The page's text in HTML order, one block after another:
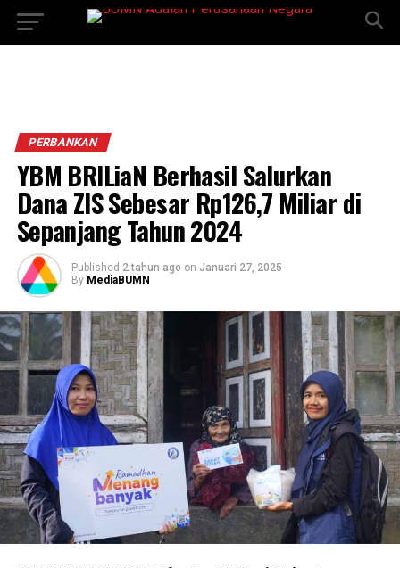
PERBANKAN
YBM BRILiaN Berhasil Salurkan
Dana ZIS Sebesar Rp126,7 Miliar di
Sepanjang Tahun 2024
Published 2 tahun ago on Januari 27, 2025
By MediaBUMN